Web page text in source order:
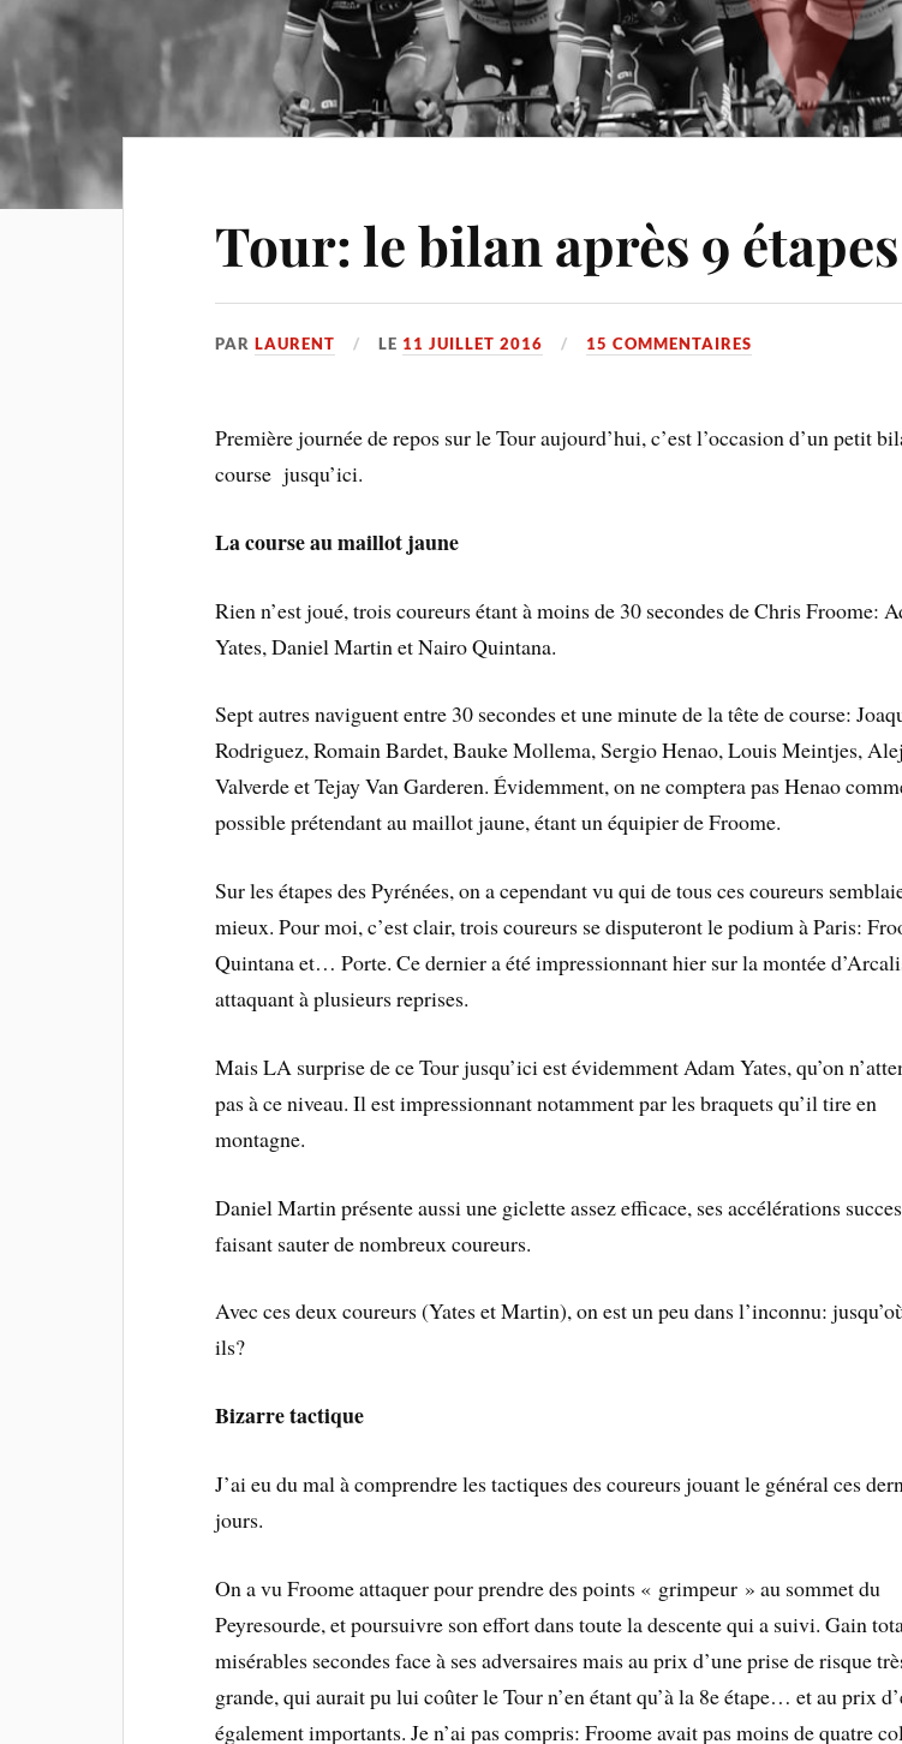
Tour: le bilan après 9 étapes
PARLAURENT LE 11 JUILLET 2016 15 COMMENTAIRES
Première journée de repos sur le Tour aujourd’hui, c’est l’occasion d’un petit
course jusqu’ici.
La course au maillot jaune
Rien n’est joué, trois coureurs étant à moins de 30 secondes de Chris Froome:
Yates, Daniel Martin et Nairo Quintana.
Sept autres naviguent entre 30 secondes et une minute de la tête de course:
Rodriguez, Romain Bardet, Bauke Mollema, Sergio Henao, Louis Meintjes,
Valverde et Tejay Van Garderen. Évidemment, on ne comptera pas Henao
possible prétendant au maillot jaune, étant un équipier de Froome.
Sur les étapes des Pyrénées, on a cependant vu qui de tous ces coureurs
mieux. Pour moi, c’est clair, trois coureurs se disputeront le podium à Paris:
Quintana et… Porte. Ce dernier a été impressionnant hier sur la montée
attaquant à plusieurs reprises.
Mais LA surprise de ce Tour jusqu’ici est évidemment Adam Yates, qu’on
pas à ce niveau. Il est impressionnant notamment par les braquets qu’il tire en
montagne.
Daniel Martin présente aussi une giclette assez efficace, ses accélérations
faisant sauter de nombreux coureurs.
Avec ces deux coureurs (Yates et Martin), on est un peu dans l’inconnu:
ils?
Bizarre tactique
J’ai eu du mal à comprendre les tactiques des coureurs jouant le général ces
jours.
On a vu Froome attaquer pour prendre des points « grimpeur » au sommet du
Peyresourde, et poursuivre son effort dans toute la descente qui a suivi. Gain
misérables secondes face à ses adversaires mais au prix d’une prise de risque
grande, qui aurait pu lui coûter le Tour n’en étant qu’à la 8e étape… et au prix
également importants. Je n’ai pas compris: Froome avait pas moins de quatre